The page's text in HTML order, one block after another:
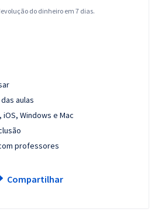
do dinheiro em 7 dias.
aulas
Windows e Mac
professores
Compartilhar